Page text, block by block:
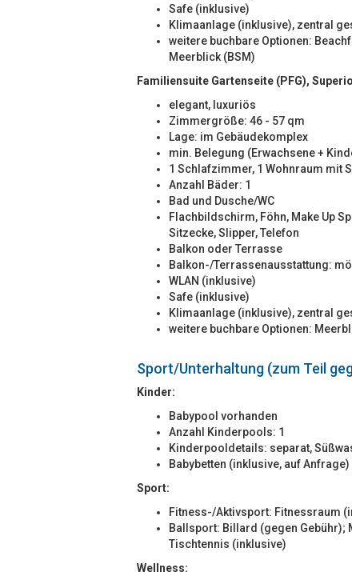
Safe (inklusive)
Klimaanlage (inklusive), zentral
weitere buchbare Optionen:
Meerblick (BSM)
Familiensuite Gartenseite (PFG),
elegant, luxuriös
Zimmergröße: 46 - 57 qm
Lage: im Gebäudekomplex
min. Belegung (Erwachsene +
1 Schlafzimmer, 1 Wohnraum mit
Anzahl Bäder: 1
Bad und Dusche/WC
Flachbildschirm, Föhn, Make Up
Sitzecke, Slipper, Telefon
Balkon oder Terrasse
Balkon-/Terrassenausstattung:
WLAN (inklusive)
Safe (inklusive)
Klimaanlage (inklusive), zentral
weitere buchbare Optionen:
Sport/Unterhaltung (zum Teil
Kinder:
Babypool vorhanden
Anzahl Kinderpools: 1
Kinderpooldetails: separat,
Babybetten (inklusive, auf Anfrage)
Sport:
Fitness-/Aktivsport: Fitnessraum
Ballsport: Billard (gegen Gebühr);
Tischtennis (inklusive)
Wellness: